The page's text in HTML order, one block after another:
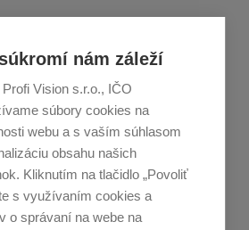
a sledujte nás
si priamo hovoria
naInstagrame
nám záleží
Vision s.r.o., IČO
súbory cookies na
webu a s vaším súhlasom
obsahu našich
Kliknutím na tlačidlo „Povoliť
s využívaním cookies a
o správaní na webe na